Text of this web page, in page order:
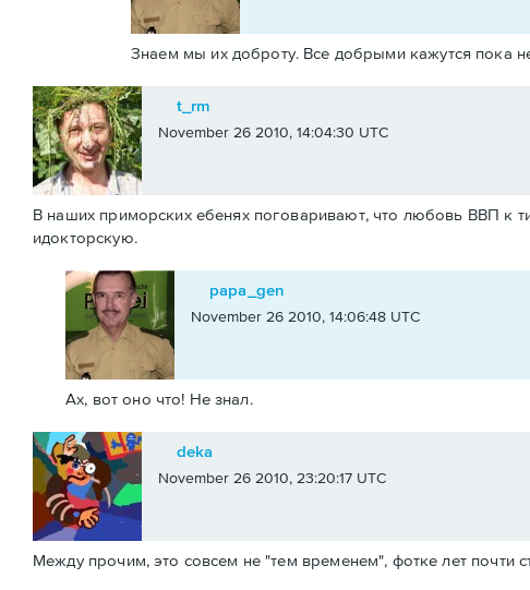
Знаем мы их доброту. Все добрыми кажутся пока
t_rm
November 26 2010, 14:04:30 UTC
В наших приморских ебенях поговаривают, что любовь ВВП к
идокторскую.
papa_gen
November 26 2010, 14:06:48 UTC
Ах, вот оно что! Не знал.
deka
November 26 2010, 23:20:17 UTC
Между прочим, это совсем не "тем временем", фотке лет почти